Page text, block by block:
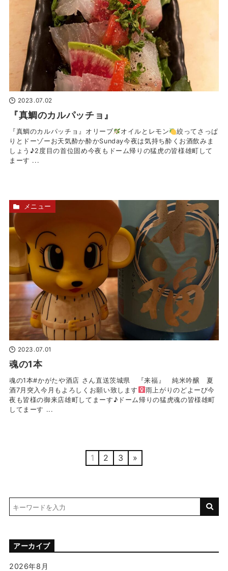
2023.07.02
『真鯛のカルパッチョ』
『真鯛のカルパッチョ』オリーブ オイルとレモン
絞ってさっぱ
りとドーゾーお天気酔か酔かSunday今夜は気持ち酔くお酒飲みま
しょう♪2度目の首位固め今夜もドーム帰りの猛虎の皆様雄町して
まーす ...
2023.07.01
魂の1本
魂の1本#かがたや酒店 さん直送茨城県 『来福』 純米吟醸 夏
酒7月突入今月もよろしくお願い致します‍
雨上がりのどよーび今
夜も皆様の御来店雄町してまーす♪ドーム帰りの猛虎魂の皆様雄町
してまーす ...
メニュー
1 2 3 »
アーカイブ
2026年8月